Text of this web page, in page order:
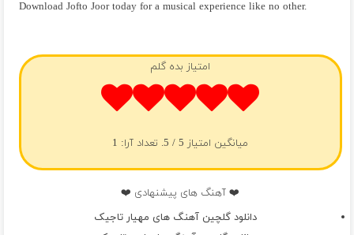
Download Jofto Joor today for a musical experience like no other.
امتیاز بده گلم
میانگین امتیاز 5/ 5. تعداد آرا: 1
❤️ آهنگ های پیشنهادی ❤️
دانلود گلچین آهنگ های مهیار تاجیک